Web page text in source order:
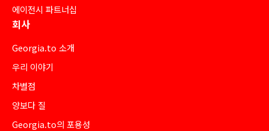
에이전시 파트너십
회사
Georgia.to 소개
우리 이야기
차별점
양보다 질
Georgia.to의 포용성